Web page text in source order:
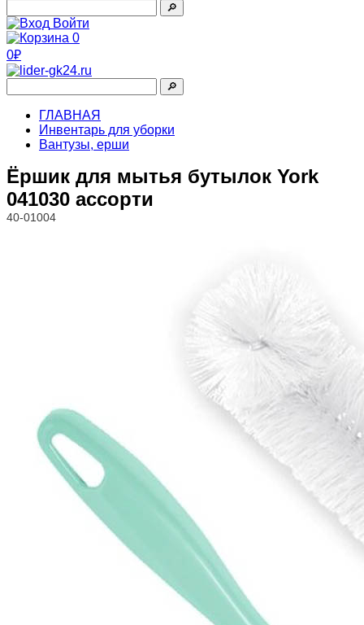
🔎︎
Войти
0
0₽
🔎︎
ГЛАВНАЯ
Инвентарь для уборки
Вантузы, ерши
Ёршик для мытья бутылок York
041030 ассорти
40-01004